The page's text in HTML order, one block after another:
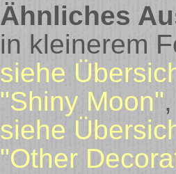
Ähnliches
in kleinerem
siehe
"Shiny Moon",
siehe
"Other